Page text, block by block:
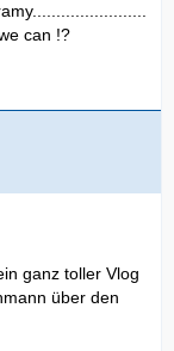
can !?
ganz toller Vlog
über den